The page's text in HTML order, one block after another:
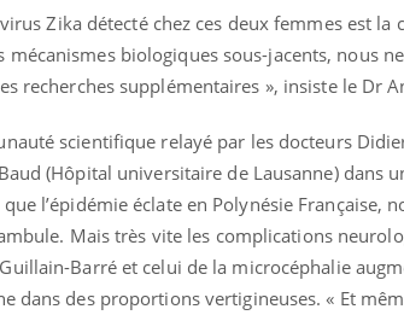
Zika détecté chez ces deux femmes est la
mécanismes biologiques sous-jacents, nous
recherches supplémentaires », insiste le Dr
scientifique relayé par les docteurs
(Hôpital universitaire de Lausanne) dans
l’épidémie éclate en Polynésie Française,
Mais très vite les complications
Barré et celui de la microcéphalie
dans des proportions vertigineuses. « Et